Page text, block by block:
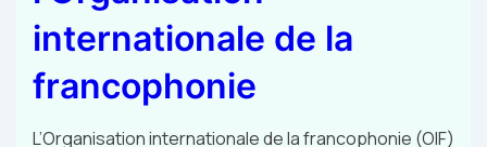
internationale de la
francophonie
L’Organisation internationale de la francophonie (OIF)